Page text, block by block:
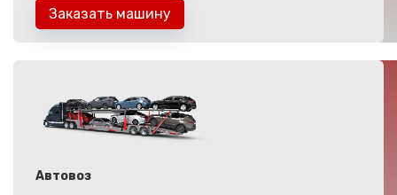
Заказать машину
Автовоз